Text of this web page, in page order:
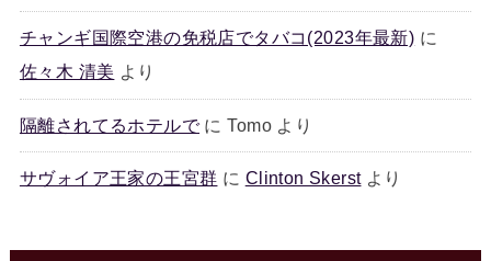
チャンギ国際空港の免税店でタバコ(2023年最新) に
佐々木 清美 より
隔離されてるホテルでにTomoより
サヴォイア王家の王宮群 に Clinton Skerstより